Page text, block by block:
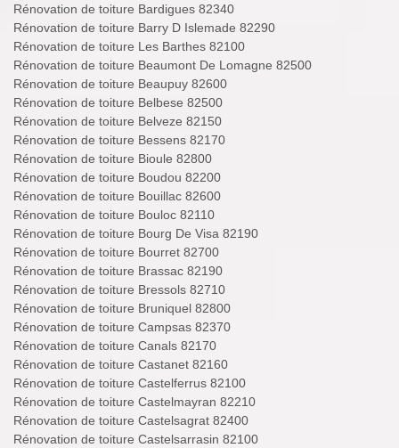
Rénovation de toiture Bardigues 82340
Rénovation de toiture Barry D Islemade 82290
Rénovation de toiture Les Barthes 82100
Rénovation de toiture Beaumont De Lomagne 82500
Rénovation de toiture Beaupuy 82600
Rénovation de toiture Belbese 82500
Rénovation de toiture Belveze 82150
Rénovation de toiture Bessens 82170
Rénovation de toiture Bioule 82800
Rénovation de toiture Boudou 82200
Rénovation de toiture Bouillac 82600
Rénovation de toiture Bouloc 82110
Rénovation de toiture Bourg De Visa 82190
Rénovation de toiture Bourret 82700
Rénovation de toiture Brassac 82190
Rénovation de toiture Bressols 82710
Rénovation de toiture Bruniquel 82800
Rénovation de toiture Campsas 82370
Rénovation de toiture Canals 82170
Rénovation de toiture Castanet 82160
Rénovation de toiture Castelferrus 82100
Rénovation de toiture Castelmayran 82210
Rénovation de toiture Castelsagrat 82400
Rénovation de toiture Castelsarrasin 82100